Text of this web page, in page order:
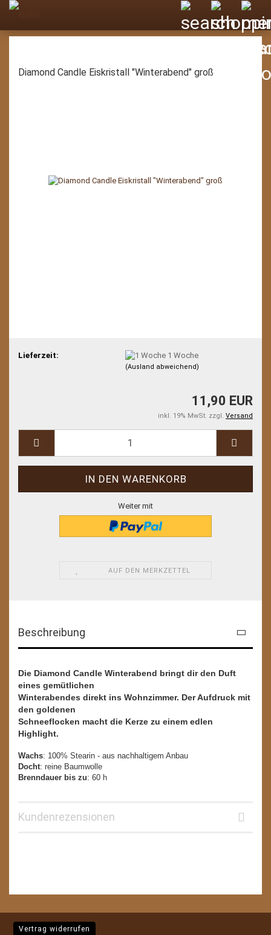
Diamond Candle Eiskristall "Winterabend" groß
Lieferzeit: 1 Woche
(Ausland abweichend)
11,90 EUR
inkl. 19% MwSt. zzgl. Versand
Weiter mit
AUF DEN MERKZETTEL
Beschreibung
Die Diamond Candle Winterabend bringt dir den Duft
eines gemütlichen
Winterabendes direkt ins Wohnzimmer. Der Aufdruck mit
den goldenen
Schneeflocken macht die Kerze zu einem edlen
Highlight.
Wachs: 100% Stearin - aus nachhaltigem Anbau
Docht: reine Baumwolle
Brenndauer bis zu: 60 h
Kundenrezensionen
Vertrag widerrufen